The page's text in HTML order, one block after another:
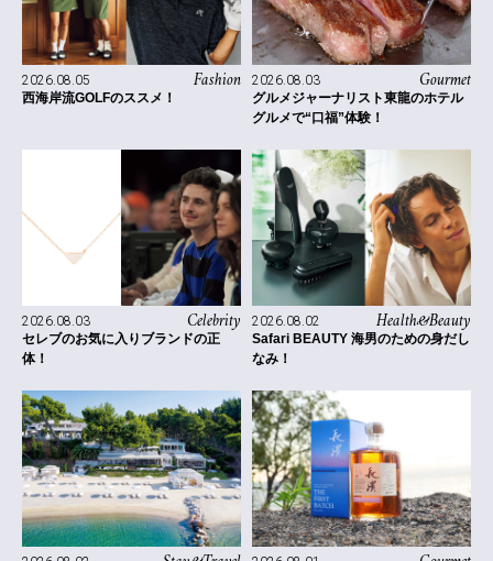
Fashion
2026.08.05
西海岸流GOLFのススメ！
Gourmet
2026.08.03
グルメジャーナリスト東龍のホテル
グルメで“口福”体験！
Celebrity
2026.08.03
セレブのお気に入りブランドの正
体！
Health&Beauty
2026.08.02
Safari BEAUTY 海男のための身だし
なみ！